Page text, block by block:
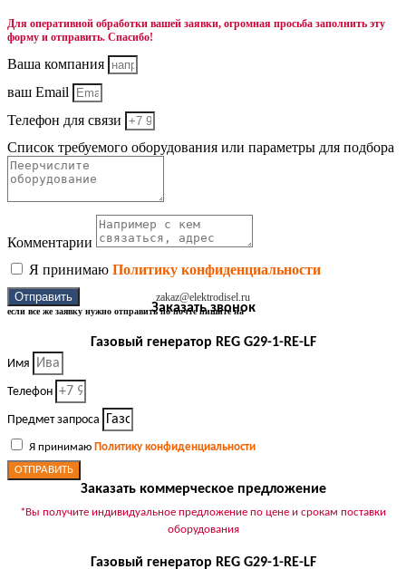
Для оперативной обработки вашей заявки, огромная просьба заполнить эту
форму и отправить. Спасибо!
Ваша компания
ваш Email
Телефон для связи
Список требуемого оборудования или параметры для подбора
Комментарии
Я принимаю Политику конфиденциальности
Отправить
если все же заявку нужно отправить по почте пишите на
zakaz@elektrodisel.ru
Заказать звонок
Газовый генератор REG G29-1-RE-LF
Имя
Телефон
Предмет запроса
Я принимаю Политику конфиденциальности
ОТПРАВИТЬ
Заказать коммерческое предложение
*Вы получите индивидуальное предложение по цене и срокам поставки
оборудования
Газовый генератор REG G29-1-RE-LF